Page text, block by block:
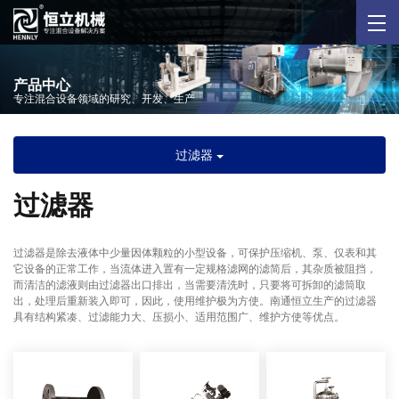
产品中心
专注混合设备领域的研究、开发、生产
过滤器
过滤器
过滤器是除去液体中少量因体颗粒的小型设备，可保护压缩机、泵、仅表和其
它设备的正常工作，当流体进入置有一定规格滤网的滤简后，其杂质被阻挡，
而清洁的滤液则由过滤器出口排出，当需要清洗时，只要将可拆卸的滤筒取
出，处理后重新装入即可，因此，使用维护极为方使。南通恒立生产的过滤器
具有结构紧凑、过滤能力大、压损小、适用范围广、维护方使等优点。